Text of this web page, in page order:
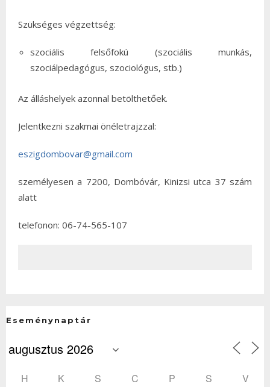
Szükséges végzettség:
szociális felsőfokú (szociális munkás,
szociálpedagógus, szociológus, stb.)
Az álláshelyek azonnal betölthetőek.
Jelentkezni szakmai önéletrajzzal:
eszigdombovar@gmail.com
személyesen a 7200, Dombóvár, Kinizsi utca 37 szám
alatt
telefonon: 06-74-565-107
Eseménynaptár
H K S C P S V